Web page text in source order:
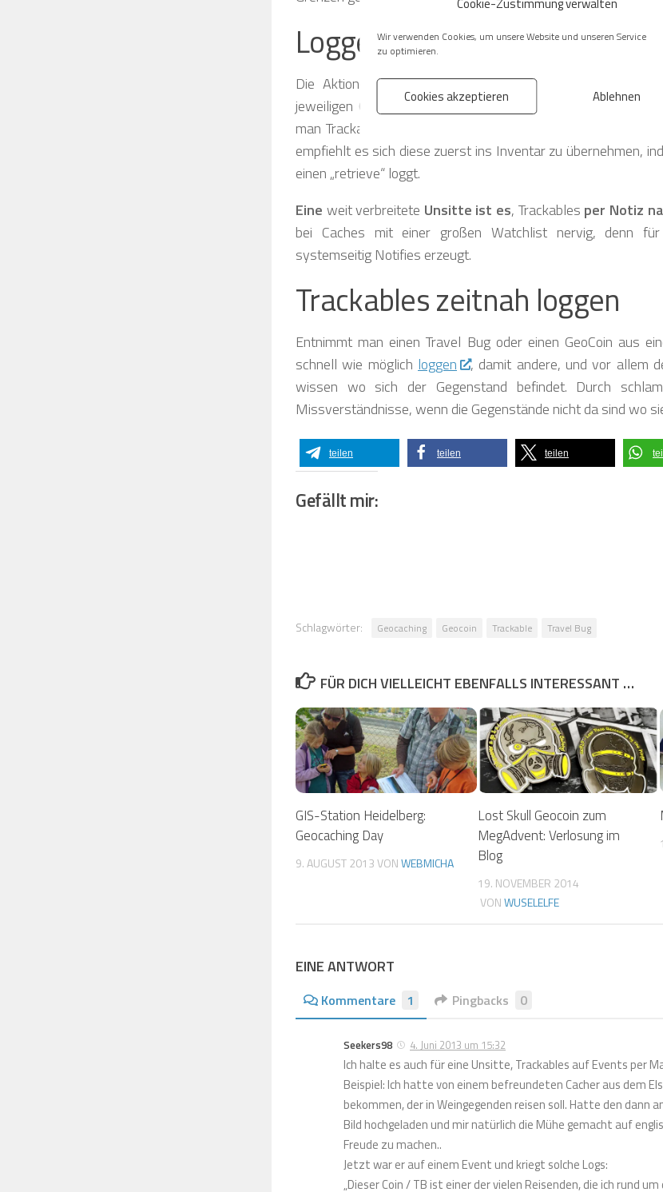
Wir verwenden Cookies, um unsere Website und unseren Service
zu optimieren.
Cookies akzeptieren Ablehnen
Loggen von Trackables
Die Aktionen „Ablegen“ und „Besuchen“ werden
jeweiligen Cache durchgeführt. Diese Optionen werden im
man Trackables im Inventar hat. Sammelt man bei einer
empfiehlt es sich diese zuerst ins Inventar zu übernehmen,
einen „retrieve“ loggt.
Eine weit verbreitete Unsitte ist es, Trackables per Notiz
bei Caches mit einer großen Watchlist nervig, denn
systemseitig Notifies erzeugt.
Trackables zeitnah loggen
Entnimmt man einen Travel Bug oder einen GeoCoin aus
schnell wie möglich loggen
, damit andere, und vor allem
wissen wo sich der Gegenstand befindet. Durch
Missverständnisse, wenn die Gegenstände nicht da sind wo
teilen teilen teilen
Gefällt mir:
Schlagwörter: Geocaching Geocoin Trackable Travel Bug
FÜR DICH VIELLEICHT EBENFALLS INTERESSANT …
GIS-Station Heidelberg:
Geocaching Day
9. AUGUST 2013VONWEBMICHA
Lost Skull Geocoin zum
MegAdvent: Verlosung im
Blog
19. NOVEMBER 2014
VONWUSELELFE
EINE ANTWORT
Kommentare 1 Pingbacks 0
Seekers98 4. Juni 2013 um 15:32
Ich halte es auch für eine Unsitte, Trackables auf Events per
Beispiel: Ich hatte von einem befreundeten Cacher aus dem
bekommen, der in Weingegenden reisen soll. Hatte den dann
Bild hochgeladen und mir natürlich die Mühe gemacht auf
Freude zu machen..
Jetzt war er auf einem Event und kriegt solche Logs:
„Dieser Coin / TB ist einer der vielen Reisenden, die ich rund